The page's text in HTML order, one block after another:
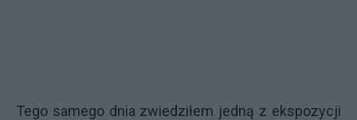
Tego samego dnia zwiedziłem jedną z ekspozycji